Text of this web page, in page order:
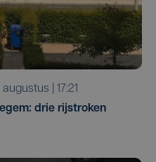
augustus | 17:21
drie rijstroken